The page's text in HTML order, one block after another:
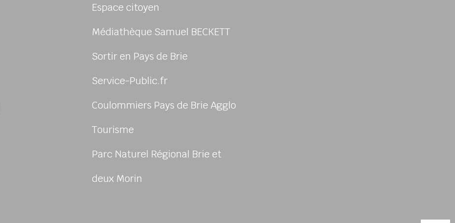
sur Facebook
nous sur Instagram
nous sur Youtube
Suivez-nous sur Linkedin
Espace citoyen
Médiathèque Samuel BECKETT
Sortir en Pays de Brie
Service-Public.fr
Coulommiers Pays de Brie Agglo
Tourisme
Parc Naturel Régional Brie et
deux Morin